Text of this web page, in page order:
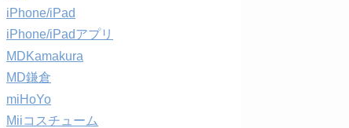
iPhone/iPad
iPhone/iPadアプリ
MDKamakura
MD鎌倉
miHoYo
Miiコスチューム